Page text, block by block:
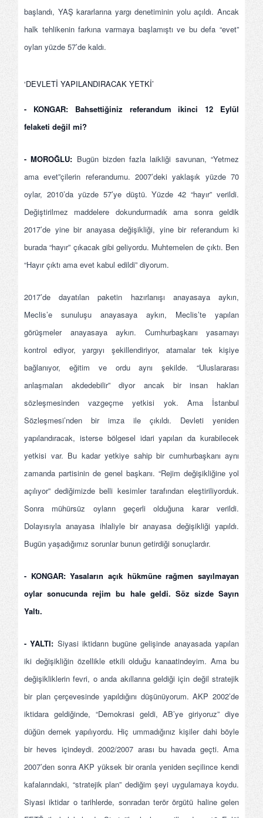
başlandı, YAŞ kararlarına yargı denetiminin yolu açıldı. Ancak
halk tehlikenin farkına varmaya başlamıştı ve bu defa “evet”
oyları yüzde 57’de kaldı.
‘DEVLETİ YAPILANDIRACAK YETKİ’
- KONGAR: Bahsettiğiniz referandum ikinci 12 Eylül
felaketi değil mi?
- MOROĞLU: Bugün bizden fazla laikliği savunan, “Yetmez
ama evet”çilerin referandumu. 2007’deki yaklaşık yüzde 70
oylar, 2010’da yüzde 57’ye düştü. Yüzde 42 “hayır” verildi.
Değiştirilmez maddelere dokundurmadık ama sonra geldik
2017’de yine bir anayasa değişikliği, yine bir referandum ki
burada “hayır” çıkacak gibi geliyordu. Muhtemelen de çıktı. Ben
“Hayır çıktı ama evet kabul edildi” diyorum.
2017’de dayatılan paketin hazırlanışı anayasaya aykırı,
Meclis’e sunuluşu anayasaya aykırı, Meclis’te yapılan
görüşmeler anayasaya aykırı. Cumhurbaşkanı yasamayı
kontrol ediyor, yargıyı şekillendiriyor, atamalar tek kişiye
bağlanıyor, eğitim ve ordu aynı şekilde. “Uluslararası
anlaşmaları akdedebilir” diyor ancak bir insan hakları
sözleşmesinden vazgeçme yetkisi yok. Ama İstanbul
Sözleşmesi’nden bir imza ile çıkıldı. Devleti yeniden
yapılandıracak, isterse bölgesel idari yapıları da kurabilecek
yetkisi var. Bu kadar yetkiye sahip bir cumhurbaşkanı aynı
zamanda partisinin de genel başkanı. “Rejim değişikliğine yol
açılıyor” dediğimizde belli kesimler tarafından eleştiriliyorduk.
Sonra mühürsüz oyların geçerli olduğuna karar verildi.
Dolayısıyla anayasa ihlaliyle bir anayasa değişikliği yapıldı.
Bugün yaşadığımız sorunlar bunun getirdiği sonuçlardır.
- KONGAR: Yasaların açık hükmüne rağmen sayılmayan
oylar sonucunda rejim bu hale geldi. Söz sizde Sayın
Yaltı.
- YALTI: Siyasi iktidarın bugüne gelişinde anayasada yapılan
iki değişikliğin özellikle etkili olduğu kanaatindeyim. Ama bu
değişikliklerin fevri, o anda akıllarına geldiği için değil stratejik
bir plan çerçevesinde yapıldığını düşünüyorum. AKP 2002’de
iktidara geldiğinde, “Demokrasi geldi, AB’ye giriyoruz” diye
düğün dernek yapılıyordu. Hiç ummadığınız kişiler dahi böyle
bir heves içindeydi. 2002/2007 arası bu havada geçti. Ama
2007’den sonra AKP yüksek bir oranla yeniden seçilince kendi
kafalarındaki, “stratejik plan” dediğim şeyi uygulamaya koydu.
Siyasi iktidar o tarihlerde, sonradan terör örgütü haline gelen